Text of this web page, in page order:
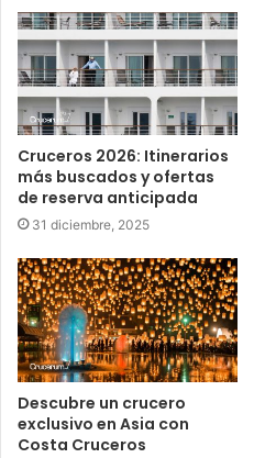
Cruceros 2026: Itinerarios
más buscados y ofertas
de reserva anticipada
31 diciembre, 2025
Descubre un crucero
exclusivo en Asia con
Costa Cruceros